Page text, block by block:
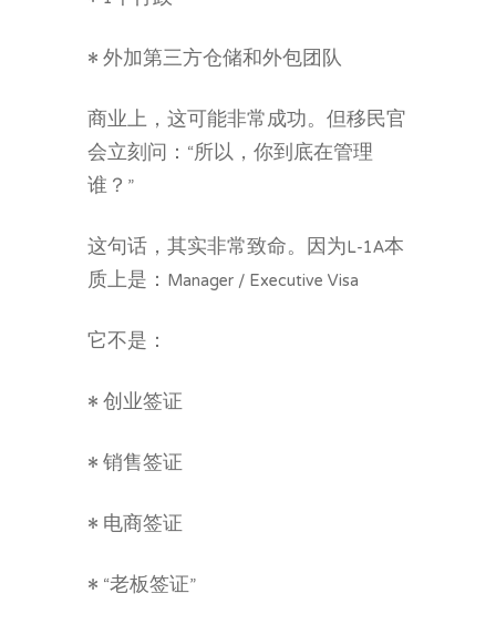
• 外加第三方仓储和外包团队
商业上，这可能非常成功。但移民官
会立刻问：“所以，你到底在管理
谁？”
这句话，其实非常致命。因为L-1A本
质上是：Manager / Executive Visa
它不是：
• 创业签证
• 销售签证
• 电商签证
• “老板签证”